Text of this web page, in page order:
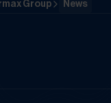
Group News